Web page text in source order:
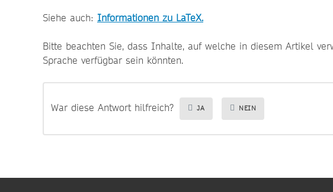
Siehe auch: Informationen zu LaTeX.
Bitte beachten Sie, dass Inhalte, auf welche in diesem Artikel
Sprache verfügbar sein könnten.
War diese Antwort hilfreich? JA NEIN